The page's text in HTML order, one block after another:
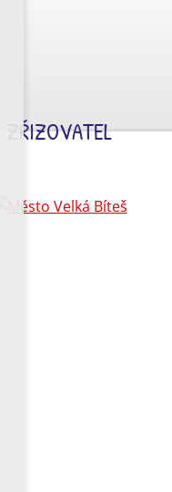
ZŘIZOVATEL